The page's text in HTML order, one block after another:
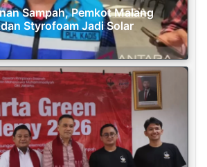
Sampah, Pemkot Malang
Styrofoam Jadi Solar